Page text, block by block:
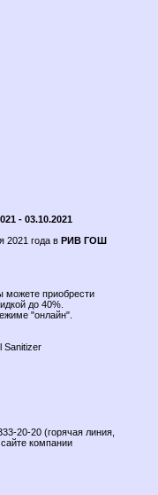
- 03.10.2021
2021 года в РИВ ГОШ
можете приобрести
до 40%.
"онлайн".
Sanitizer
(горячая линия,
компании